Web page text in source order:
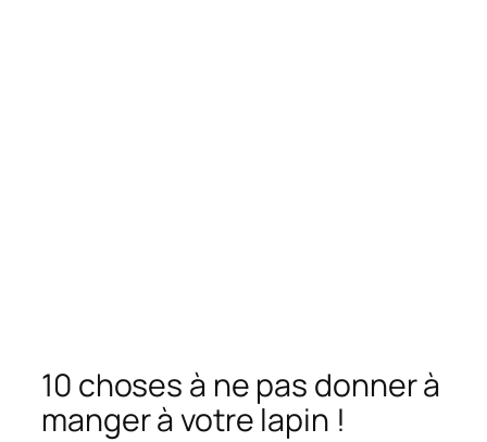
10 choses à ne pas donner à
manger à votre lapin !